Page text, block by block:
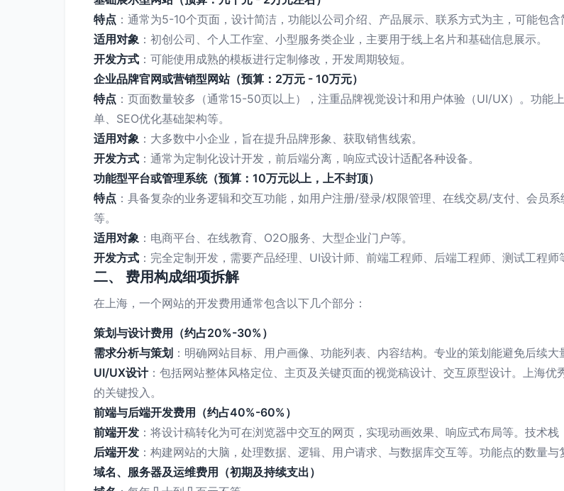
特点 ：通常为5-10个页面，设计简洁，功能以公司介绍、产品展示、联系方式为主，可能包含
适用对象 ：初创公司、个人工作室、小型服务类企业，主要用于线上名片和基础信息展示。
开发方式 ：可能使用成熟的模板进行定制修改，开发周期较短。
企业品牌官网或营销型网站（预算：2万元 - 10万元）
特点 ：页面数量较多（通常15-50页以上），注重品牌视觉设计和用户体验（UI/UX）。功能
单、SEO优化基础架构等。
适用对象 ：大多数中小企业，旨在提升品牌形象、获取销售线索。
开发方式 ：通常为定制化设计开发，前后端分离，响应式设计适配各种设备。
功能型平台或管理系统（预算：10万元以上，上不封顶）
特点 ：具备复杂的业务逻辑和交互功能，如用户注册/登录/权限管理、在线交易/支付、会员
等。
适用对象 ：电商平台、在线教育、O2O服务、大型企业门户等。
开发方式 ：完全定制开发，需要产品经理、UI设计师、前端工程师、后端工程师、测试工程师
二、 费用构成细项拆解
在上海，一个网站的开发费用通常包含以下几个部分：
策划与设计费用（约占20%-30%）
需求分析与策划 ：明确网站目标、用户画像、功能列表、内容结构。专业的策划能避免后续大
UI/UX设计：包括网站整体风格定位、主页及关键页面的视觉稿设计、交互原型设计。上海优
的关键投入。
前端与后端开发费用（约占40%-60%）
前端开发 ：将设计稿转化为可在浏览器中交互的网页，实现动画效果、响应式布局等。技术
后端开发 ：构建网站的大脑，处理数据、逻辑、用户请求、与数据库交互等。功能点的数量与
域名、服务器及运维费用（初期及持续支出）